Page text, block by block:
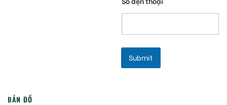
Submit
BẢN ĐỒ